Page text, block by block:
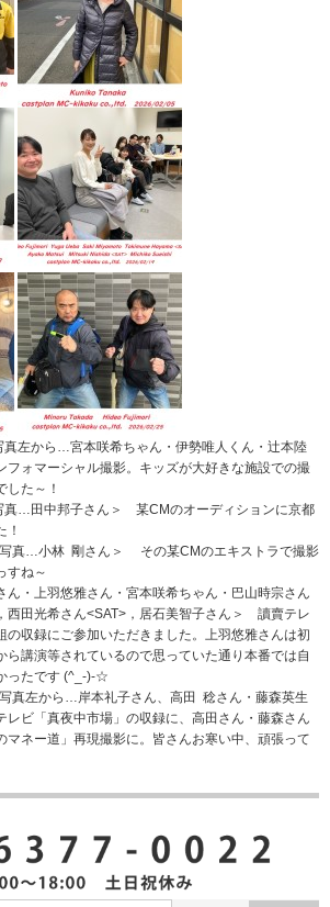
左から…宮本咲希ちゃん・伊勢唯人くん・辻本陸
ォマーシャル撮影。キッズが大好きな施設での撮
した～！
真…田中邦子さん＞ 某CMのオーディションに京都
！
真…小林 剛さん＞ その某CMのエキストラで撮影
すね～
・上羽悠雅さん・宮本咲希ちゃん・巴山時宗さん
西田光希さん<SAT>，居石美智子さん＞ 讀賣テレ
の収録にご参加いただきました。上羽悠雅さんは初
ら講演等されているので思っていた通り本番では自
ったです (^_-)-☆
真左から…岸本礼子さん、高田 稔さん・藤森英生
ビ「真夜中市場」の収録に、高田さん・藤森さん
マネー道」再現撮影に。皆さんお寒い中、頑張って